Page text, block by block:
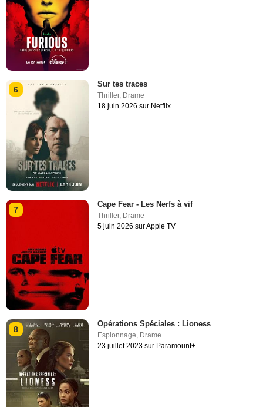
6
Sur tes traces
Thriller, Drame
18 juin 2026 sur Netflix
7
Cape Fear - Les Nerfs à vif
Thriller, Drame
5 juin 2026 sur Apple TV
8
Opérations Spéciales : Lioness
Espionnage, Drame
23 juillet 2023 sur Paramount+